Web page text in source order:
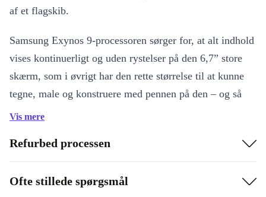
af et flagskib.
Samsung Exynos 9-processoren sørger for, at alt indhold
vises kontinuerligt og uden rystelser på den 6,7” store
skærm, som i øvrigt har den rette størrelse til at kunne
tegne, male og konstruere med pennen på den – og så
passer denne mobiltelefon endda ned i bukselommen.
Vis mere
Refurbed processen
Ofte stillede spørgsmål